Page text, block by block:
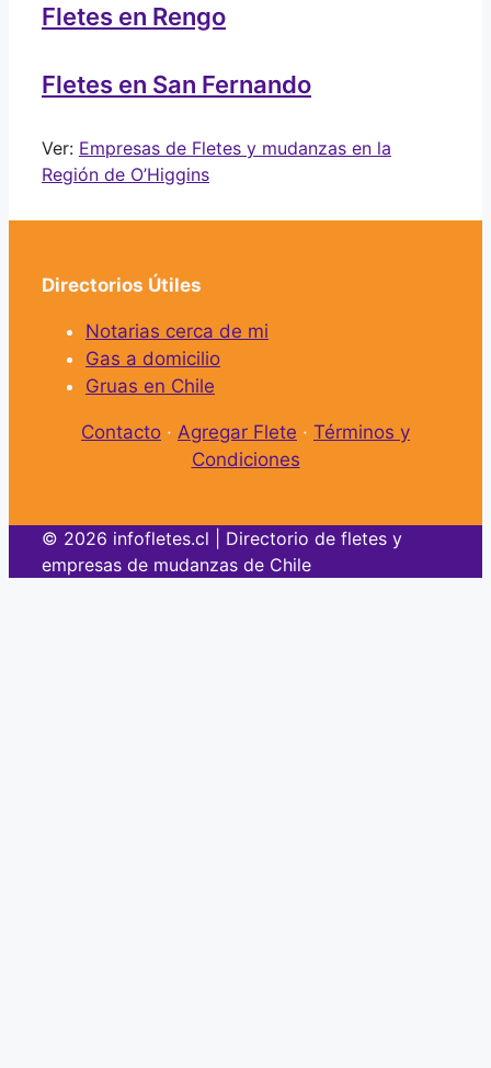
Fletes en Rengo
Fletes en San Fernando
Ver: Empresas de Fletes y mudanzas en la
Región de O’Higgins
Directorios Útiles
Notarias cerca de mi
Gas a domicilio
Gruas en Chile
Contacto · Agregar Flete · Términos y
Condiciones
© 2026 infofletes.cl | Directorio de fletes y
empresas de mudanzas de Chile